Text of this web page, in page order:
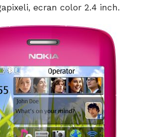
ecran color 2.4 inch.